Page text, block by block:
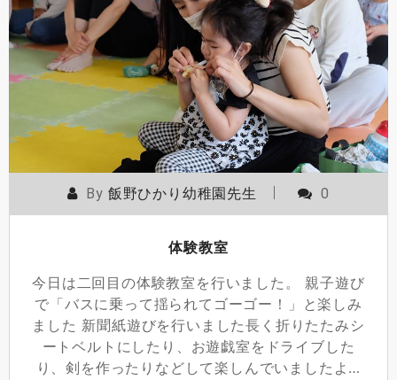
By 飯野ひかり幼稚園先生 0
体験教室
今日は二回目の体験教室を行いました。 親子遊び
で「バスに乗って揺られてゴーゴー！」と楽しみ
ました 新聞紙遊びを行いました長く折りたたみシ
ートベルトにしたり、お遊戯室をドライブした
り、剣を作ったりなどして楽しんでいましたよ…